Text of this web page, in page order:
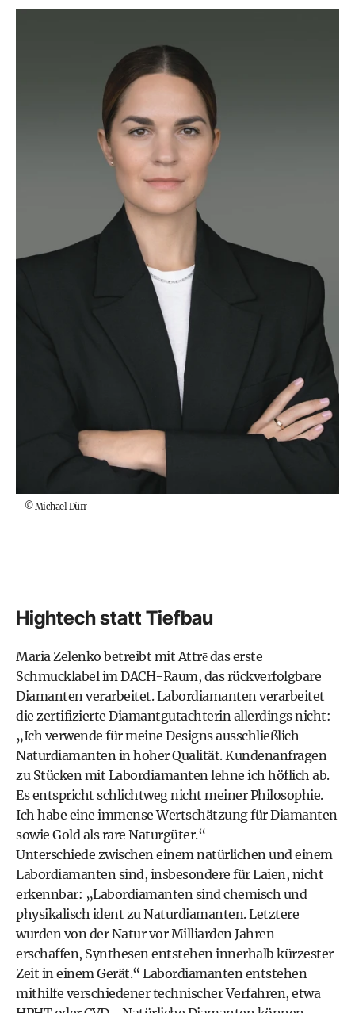
©Michael Dürr
Hightech statt Tiefbau
Maria Zelenko betreibt mit Attrē das erste
Schmucklabel im DACH-Raum, das rückverfolgbare
Diamanten verarbeitet. Labordiamanten verarbeitet
die zertifizierte Diamantgutachterin allerdings nicht:
„Ich verwende für meine Designs ausschließlich
Naturdiamanten in hoher Qualität. Kundenanfragen
zu Stücken mit Labordiamanten lehne ich höflich ab.
Es entspricht schlichtweg nicht meiner Philosophie.
Ich habe eine immense Wertschätzung für Diamanten
sowie Gold als rare Naturgüter.“
Unterschiede zwischen einem natürlichen und einem
Labordiamanten sind, insbesondere für Laien, nicht
erkennbar: „Labordiamanten sind chemisch und
physikalisch ident zu Naturdiamanten. Letztere
wurden von der Natur vor Milliarden Jahren
erschaffen, Synthesen entstehen innerhalb kürzester
Zeit in einem Gerät.“ Labordiamanten entstehen
mithilfe verschiedener technischer Verfahren, etwa